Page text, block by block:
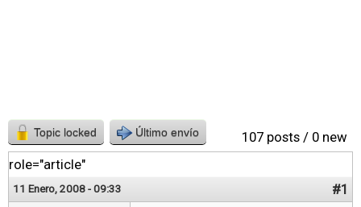
107 posts / 0 new
Topic locked Último envío
role="article"
11 Enero, 2008 - 09:33 #1